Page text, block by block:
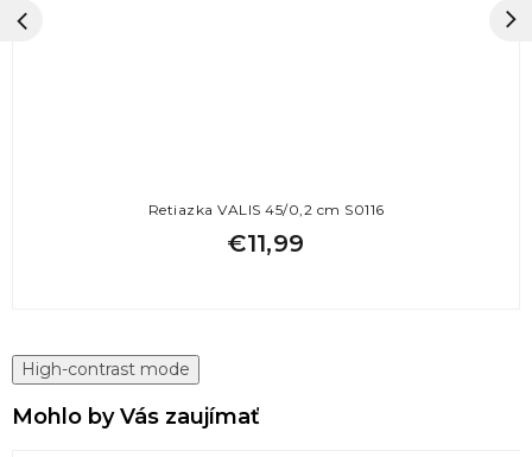
Retiazka VALIS 45/0,2 cm S0116
€11,99
High-contrast mode
Mohlo by Vás zaujímať